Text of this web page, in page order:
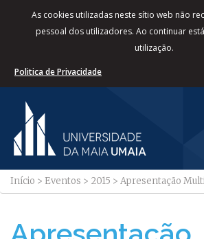
As cookies utilizadas neste sítio web não
pessoal dos utilizadores. Ao continuar
utilização.
Politica de Privacidade
Início > Eventos > 2015 > Apresentação